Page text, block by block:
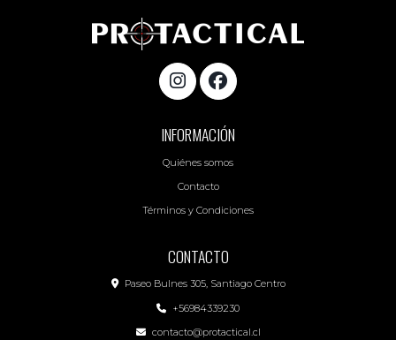
INFORMACIÓN
Quiénes somos
Contacto
Términos y Condiciones
CONTACTO
Paseo Bulnes 305, Santiago Centro
+56984339230
contacto@protactical.cl